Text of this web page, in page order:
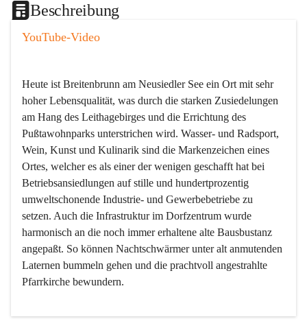
Beschreibung
YouTube-Video
Heute ist Breitenbrunn am Neusiedler See ein Ort mit sehr
hoher Lebensqualität, was durch die starken Zusiedelungen
am Hang des Leithagebirges und die Errichtung des
Pußtawohnparks unterstrichen wird. Wasser- und Radsport,
Wein, Kunst und Kulinarik sind die Markenzeichen eines
Ortes, welcher es als einer der wenigen geschafft hat bei
Betriebsansiedlungen auf stille und hundertprozentig
umweltschonende Industrie- und Gewerbebetriebe zu
setzen. Auch die Infrastruktur im Dorfzentrum wurde
harmonisch an die noch immer erhaltene alte Bausbustanz
angepaßt. So können Nachtschwärmer unter alt anmutenden
Laternen bummeln gehen und die prachtvoll angestrahlte
Pfarrkirche bewundern.
Der Weinbau dominert heute nicht mehr, ist aber integrativer